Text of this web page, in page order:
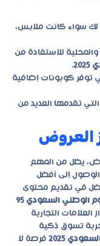
لك سواء كانت ملابس،
والمحلية للاستفادة من
.
توفر كوبونات إضافية
تقدمها العديد من
العروض
يظل من المهم
إلى أفضل
في تقديم محتوى
الوطني السعودي 95
التجارية
تسوق ذكية
2025
فرصة لا